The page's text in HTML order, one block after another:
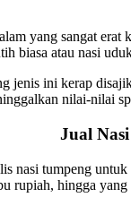
yang sangat
biasa atau nasi
jenis ini kerap
nilai-nilai
Jual
nasi tumpeng
rupiah, hingga